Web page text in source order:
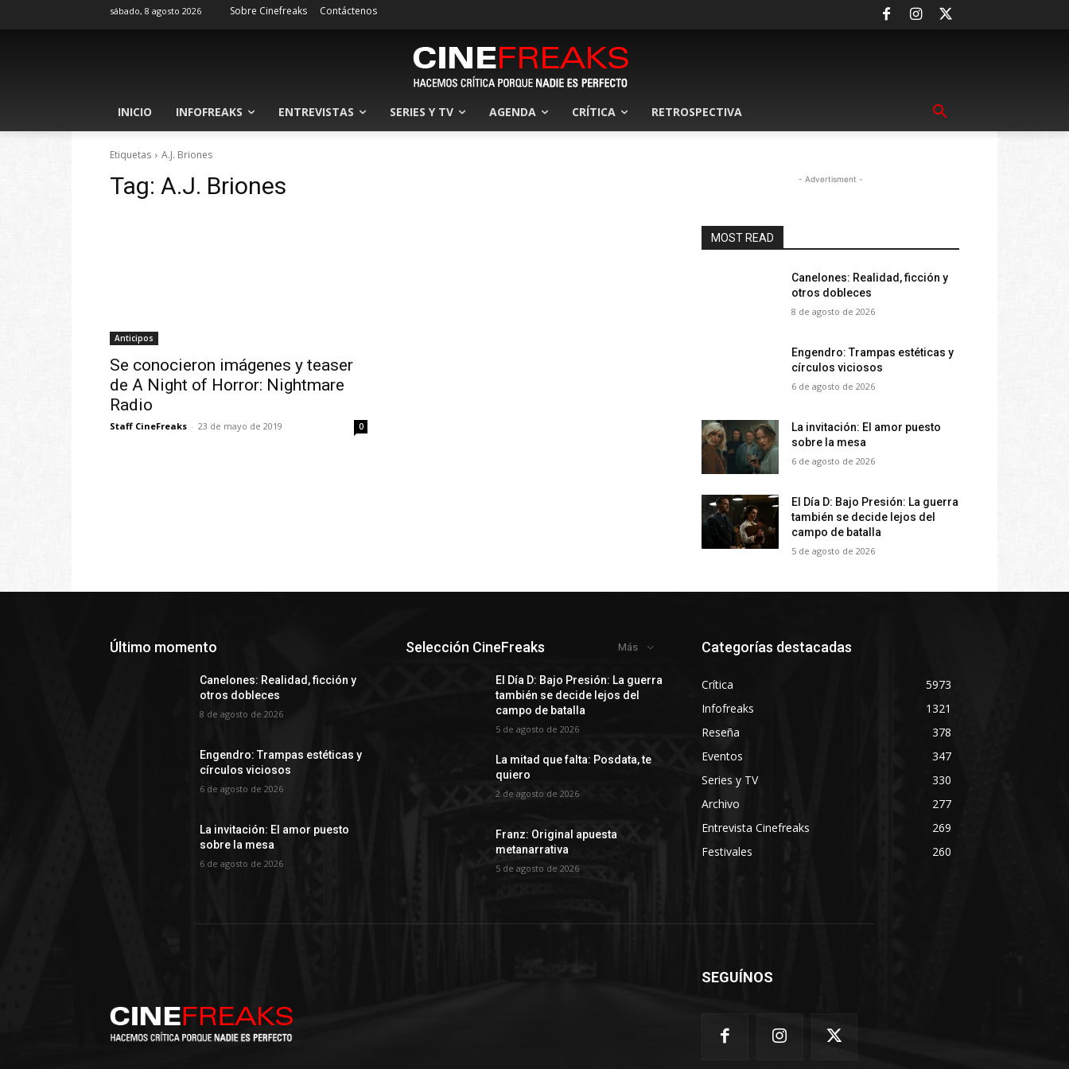
sábado, 8 agosto 2026 Sobre Cinefreaks Contáctenos
INICIO INFOFREAKS ENTREVISTAS SERIES Y TV AGENDA CRÍTICA RETROSPECTIVA
Etiquetas A.J. Briones
Tag: A.J. Briones
Anticipos
Se conocieron imágenes y teaser
de A Night of Horror: Nightmare
Radio
Staff CineFreaks - 23 de mayo de 2019 0
- Advertisment -
MOST READ
Canelones: Realidad, ficción y
otros dobleces
8 de agosto de 2026
Engendro: Trampas estéticas y
círculos viciosos
6 de agosto de 2026
La invitación: El amor puesto
sobre la mesa
6 de agosto de 2026
El Día D: Bajo Presión: La guerra
también se decide lejos del
campo de batalla
5 de agosto de 2026
Último momento
Canelones: Realidad, ficción y
otros dobleces
8 de agosto de 2026
Engendro: Trampas estéticas y
círculos viciosos
6 de agosto de 2026
La invitación: El amor puesto
sobre la mesa
6 de agosto de 2026
Selección CineFreaks Más
El Día D: Bajo Presión: La guerra
también se decide lejos del
campo de batalla
5 de agosto de 2026
La mitad que falta: Posdata, te
quiero
2 de agosto de 2026
Franz: Original apuesta
metanarrativa
5 de agosto de 2026
Categorías destacadas
Crítica
5973
Infofreaks
1321
Reseña
378
Eventos
347
Series y TV
330
Archivo
277
Entrevista Cinefreaks
269
Festivales
260
SEGUÍNOS